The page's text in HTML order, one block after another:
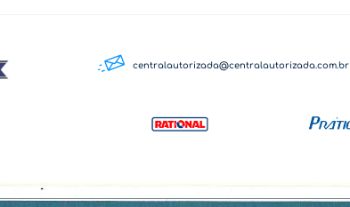
centralautorizada@centralautorizada.com.br